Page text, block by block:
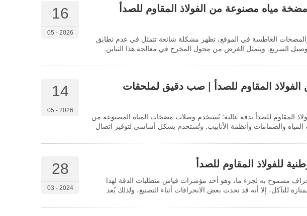
16
2026 - 05
مياه مصنوعة من الفولاذ المقاوم للصدأ
الغاطسة في الموقع، تظهر مشكلة شائعة تتمثل في عدم تطابق
السريع. ويتمثل الغرض من محول المخرج في معالجة هذا التباين.
14
2026 - 05
المقاوم للصدأ | صب دقيق لملحقات
المقاوم للصدأ بدقة عالية: تُستخدم وصلات مضخات المياه المصنوعة من
والصمامات وأنظمة الأنابيب. وتُستخدم بشكل أساسي لتوفير اتصال
28
2024 - 03
للفولاذ المقاوم للصدأ
مسموح به لجزء ما، وهو أحد مؤشرات قياس متطلبات الدقة لهذا
للتآكل، إلا أنه قد تحدث بعض الانحرافات أثناء التصنيع، ولذلك يُعد
والتفاوتات الحدية هي تلك التي لها تفاوتات محددة؛ والتفاوتات